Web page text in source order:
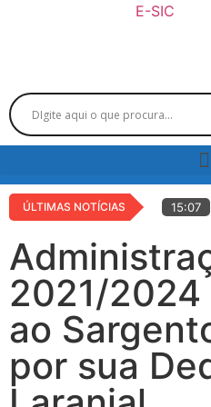
E-SIC
ÚLTIMAS NOTÍCIAS 15:07
14:36
15:05
14:06
2021/2024
ao
por sua